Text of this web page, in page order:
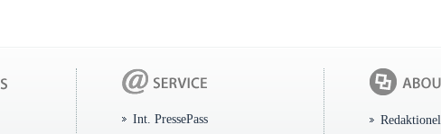
Int. PressePass